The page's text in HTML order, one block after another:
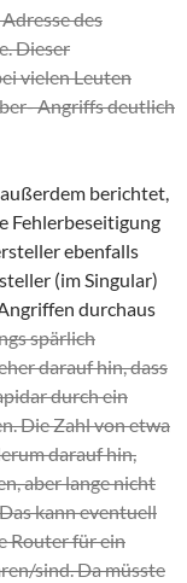
des
Dieser
vielen Leuten
Angriffs deutlich
berichtet,
Fehlerbeseitigung
ebenfalls
(im Singular)
durchaus
spärlich
darauf hin, dass
durch ein
Die Zahl von etwa
darauf hin,
aber lange nicht
kann eventuell
Router für ein
sind. Da müsste